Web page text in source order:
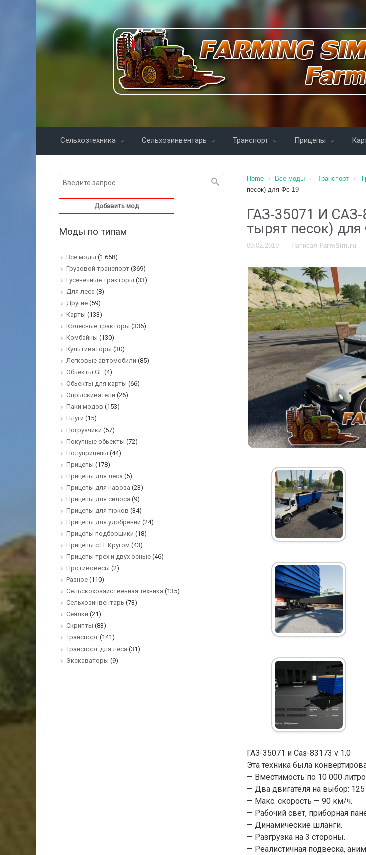
Сельхозтехника Сельхозинвентарь Транспорт Прицепы
Home Все моды Транспорт
песок) для Фс 19
ГАЗ-35071 И
тырят песок) для
09.02.2019 Написал FarmSim.ru
ГАЗ-35071 и Саз-83173 v 1.0
Эта техника была
— Вместимость по 10 000
— Два двигателя на выбор: 125
— Макс. скорость — 90 км/ч.
— Рабочий свет, приборная
— Динамические шланги.
— Разгрузка на 3 стороны.
— Реалистичная подвеска,
Добавить мод
Моды по типам
Все моды (1 658)
Грузовой транспорт (369)
Гусенечные тракторы (33)
Для леса (8)
Другие (59)
Карты (133)
Колесные тракторы (336)
Комбайны (130)
Культиваторы (30)
Легковые автомобили (85)
Обьекты GE (4)
Обьекты для карты (66)
Опрыскиватели (26)
Паки модов (153)
Плуги (15)
Погрузчики (57)
Покупные обьекты (72)
Полуприцепы (44)
Прицепы (178)
Прицепы для леса (5)
Прицепы для навоза (23)
Прицепы для силоса (9)
Прицепы для тюков (34)
Прицепы для удобрений (24)
Прицепы подборщики (18)
Прицепы с П. Кругом (43)
Прицепы трех и двух осные (46)
Противовесы (2)
Разное (110)
Сельскохозяйственная техника (135)
Сельхозинвентарь (73)
Сеялки (21)
Скрипты (83)
Транспорт (141)
Транспорт для леса (31)
Экскаваторы (9)